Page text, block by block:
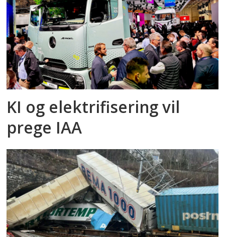
KI og elektrifisering vil
prege IAA